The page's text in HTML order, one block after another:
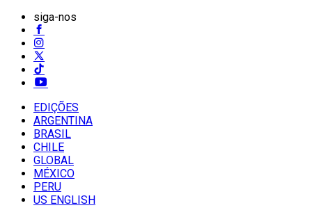
siga-nos
EDIÇÕES
ARGENTINA
BRASIL
CHILE
GLOBAL
MÉXICO
PERU
US ENGLISH